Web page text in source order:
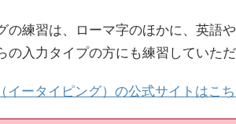
の練習は、ローマ字のほかに、英語
の入力タイプの方にも練習していただ
イータイピング）の公式サイトはこ